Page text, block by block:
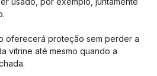
oferecerá proteção sem perder a
vitrine até mesmo quando a